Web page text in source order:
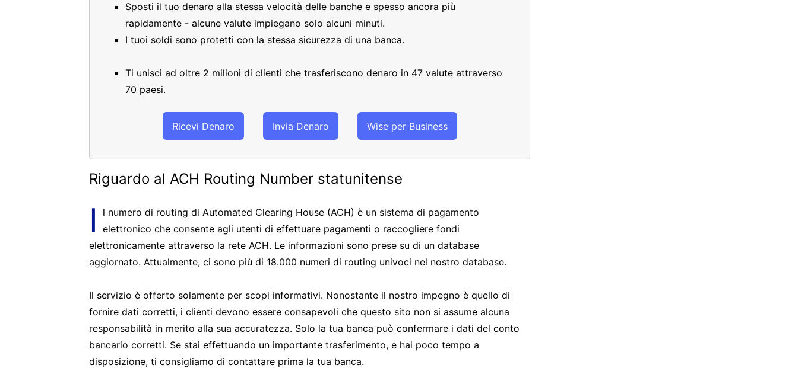
Sposti il tuo denaro alla stessa velocità delle banche e spesso ancora più
rapidamente - alcune valute impiegano solo alcuni minuti.
I tuoi soldi sono protetti con la stessa sicurezza di una banca.
Ti unisci ad oltre 2 milioni di clienti che trasferiscono denaro in 47 valute attraverso
70 paesi.
Ricevi Denaro Invia Denaro Wise per Business
Riguardo al ACH Routing Number statunitense
I
l numero di routing di Automated Clearing House (ACH) è un sistema di pagamento
elettronico che consente agli utenti di effettuare pagamenti o raccogliere fondi
elettronicamente attraverso la rete ACH. Le informazioni sono prese su di un database
aggiornato. Attualmente, ci sono più di 18.000 numeri di routing univoci nel nostro database.
Il servizio è offerto solamente per scopi informativi. Nonostante il nostro impegno è quello di
fornire dati corretti, i clienti devono essere consapevoli che questo sito non si assume alcuna
responsabilità in merito alla sua accuratezza. Solo la tua banca può confermare i dati del conto
bancario corretti. Se stai effettuando un importante trasferimento, e hai poco tempo a
disposizione, ti consigliamo di contattare prima la tua banca.